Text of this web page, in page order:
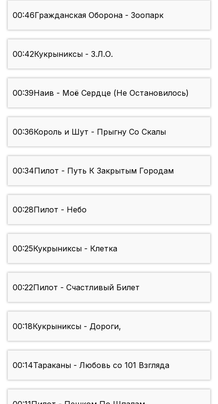
00:46Гражданская Оборона - Зоопарк
00:42Кукрыниксы - З.Л.О.
00:39Наив - Моё Сердце (Не Остановилось)
00:36Король и Шут - Прыгну Со Скалы
00:34Пилот - Путь К Закрытым Городам
00:28Пилот - Небо
00:25Кукрыниксы - Клетка
00:22Пилот - Счастливый Билет
00:18Кукрыниксы - Дороги,
00:14Тараканы - Любовь со 101 Взгляда